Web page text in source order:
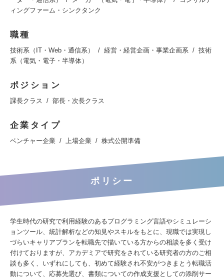
ィングファーム・シンクタンク
職種
技術系（IT・Web・通信系） 経営・経営企画・事業企画系
技術
系（電気・電子・半導体）
ポジション
課長クラス 部長・次長クラス
企業タイプ
ベンチャー企業 上場企業 株式公開準備
ポリシー
学生時代の研究で利用経験のあるプログラミング言語やシミュレーシ
ョンツール、統計解析などの知見やスキルをもとに、現職では実現し
づらいキャリアプランを転職先で描いている方からの相談を多く受け
付けておりますが、アカデミアで研究をされている研究者の方のご相
談も多く、いずれにしても、初めて経験され不安がつきまとう転職活
動について、応募先選び、書類についての作成支援としての添削サー